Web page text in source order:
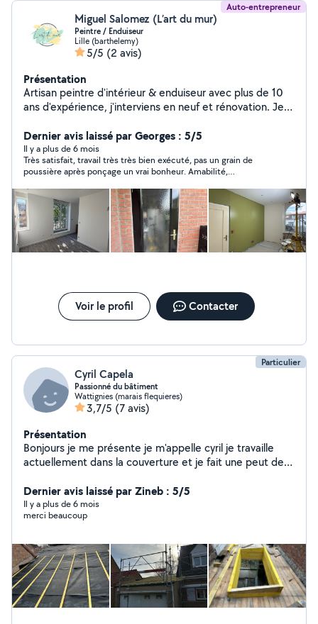
Auto-entrepreneur
Miguel Salomez (L’art du mur)
Peintre / Enduiseur
Lille (barthelemy)
5/5 (2 avis)
Présentation
Artisan peintre d'intérieur & enduiseur avec plus de 10
ans d'expérience, j'interviens en neuf et rénovation. Je
ratissage, pose de bandes (calicot et bandes armées),
traitement des fissures et préparation complète des
supports. Je propose également la pose de papier
peint, fibre de verre ainsi que des travaux de carrelage
selon les projets. Travail soigné, finitions propres et
respect des délais. Devis gratuit après visite du
chantier.
Dernier avis laissé par Georges : 5/5
Il y a plus de 6 mois
Très satisfait, travail très très bien exécuté, pas un grain de
poussière après ponçage un vrai bonheur. Amabilité,
Voir le profil Contacter
Particulier
Cyril Capela
Passionné du bâtiment
Wattignies (marais flequieres)
3,7/5 (7 avis)
Présentation
Bonjours je me présente je m'appelle cyril je travaille
actuellement dans la couverture et je fait une peut de
Dernier avis laissé par Zineb : 5/5
Il y a plus de 6 mois
merci beaucoup